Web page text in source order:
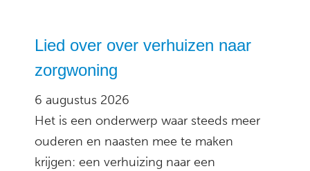
Lied over over verhuizen naar
zorgwoning
6 augustus 2026
Het is een onderwerp waar steeds meer
ouderen en naasten mee te maken
krijgen: een verhuizing naar een